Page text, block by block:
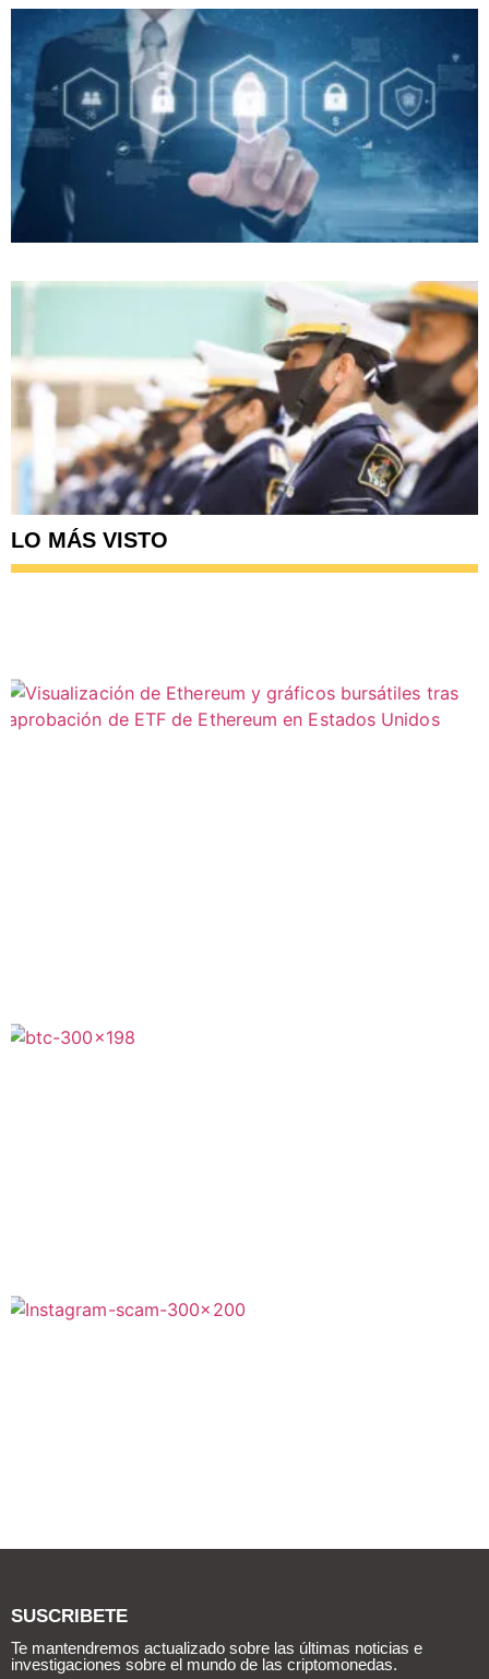
LO MÁS VISTO
SUSCRIBETE
Te mantendremos actualizado sobre las últimas noticias e
investigaciones sobre el mundo de las criptomonedas.